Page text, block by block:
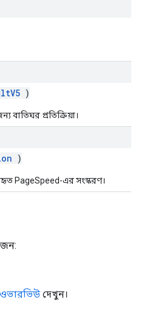
)
বাতিঘর প্রতিক্রিয়া।
)
PageSpeed-এর সংস্করণ।
দেখুন।